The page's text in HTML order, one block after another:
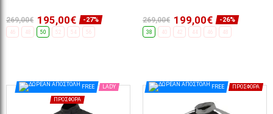
269,00€ 195,00€ -27%
46 48 50 52 54 56
269,00€ 199,00€ -26%
38 40 42 44 46 48
FREE LADY
ΠΡΟΣΦΟΡΆ
FREE ΠΡΟΣΦΟΡΆ